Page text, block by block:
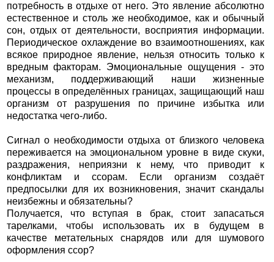
потребность в отдыхе от него. Это явление абсолютно
естественное и столь же необходимое, как и обычный
сон, отдых от деятельности, восприятия информации.
Периодическое охлаждение во взаимоотношениях, как
всякое природное явление, нельзя относить только к
вредным факторам. Эмоциональные ощущения - это
механизм, поддерживающий наши жизненные
процессы в определённых границах, защищающий наш
организм от разрушения по причине избытка или
недостатка чего-либо.
Сигнал о необходимости отдыха от близкого человека
переживается на эмоциональном уровне в виде скуки,
раздражения, неприязни к нему, что приводит к
конфликтам и ссорам. Если организм создаёт
предпосылки для их возникновения, значит скандалы
неизбежны и обязательны?
Получается, что вступая в брак, стоит запасаться
тарелками, чтобы использовать их в будущем в
качестве метательных снарядов или для шумового
оформления ссор?